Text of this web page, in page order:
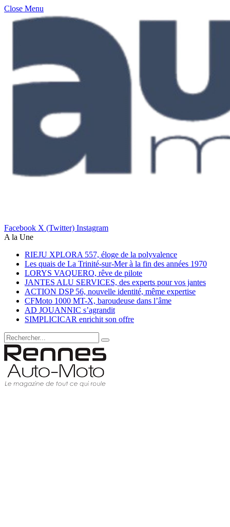
Close Menu
Facebook X (Twitter) Instagram
A la Une
RIEJU XPLORA 557, éloge de la polyvalence
Les quais de La Trinité-sur-Mer à la fin des années 1970
LORYS VAQUERO, rêve de pilote
JANTES ALU SERVICES, des experts pour vos jantes
ACTION DSP 56, nouvelle identité, même expertise
CFMoto 1000 MT-X, baroudeuse dans l’âme
AD JOUANNIC s’agrandit
SIMPLICICAR enrichit son offre